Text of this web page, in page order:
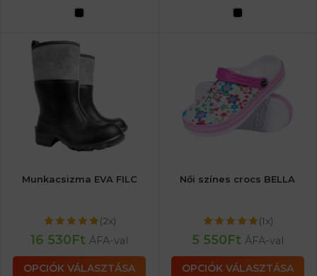
Munkacsizma EVA FILC
(2x)
16 530Ft ÁFA-val
OPCIÓK VÁLASZTÁSA
Női színes crocs BELLA
(1x)
5 550Ft ÁFA-val
OPCIÓK VÁLASZTÁSA